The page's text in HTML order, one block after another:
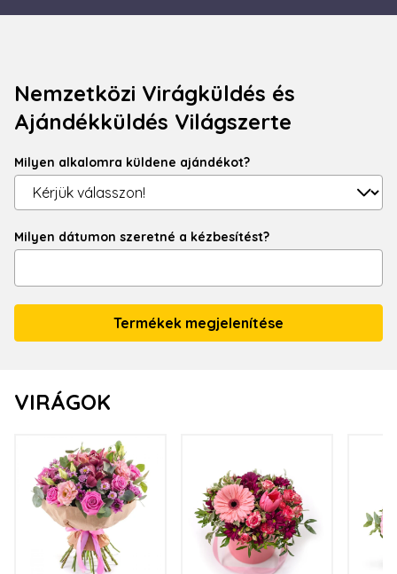
Nemzetközi Virágküldés és
Ajándékküldés Világszerte
Milyen alkalomra küldene ajándékot?
Milyen dátumon szeretné a kézbesítést?
VIRÁGOK